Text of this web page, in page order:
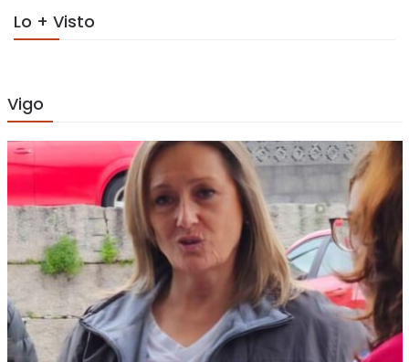
Lo + Visto
Vigo